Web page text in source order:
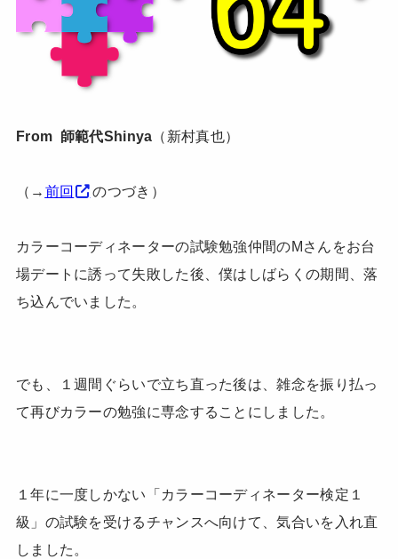
From 師範代Shinya （新村真也）
（→ 前回 のつづき）
カラーコーディネーターの試験勉強仲間のMさんをお台
場デートに誘って失敗した後、僕はしばらくの期間、落
ち込んでいました。
でも、１週間ぐらいで立ち直った後は、雑念を振り払っ
て再びカラーの勉強に専念することにしました。
１年に一度しかない「カラーコーディネーター検定１
級」の試験を受けるチャンスへ向けて、気合いを入れ直
しました。